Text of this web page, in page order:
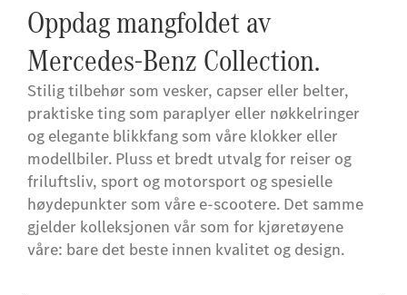
Oppdag mangfoldet av
Mercedes-Benz Collection.
Stilig tilbehør som vesker, capser eller belter,
praktiske ting som paraplyer eller nøkkelringer
og elegante blikkfang som våre klokker eller
modellbiler. Pluss et bredt utvalg for reiser og
friluftsliv, sport og motorsport og spesielle
høydepunkter som våre e-scootere. Det samme
gjelder kolleksjonen vår som for kjøretøyene
våre: bare det beste innen kvalitet og design.